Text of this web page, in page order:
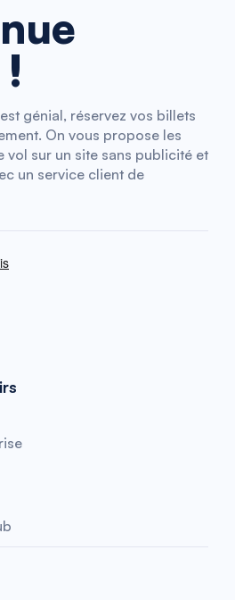
génial, réservez vos billets
On vous propose les
vol sur un site sans publicité et
un service client de